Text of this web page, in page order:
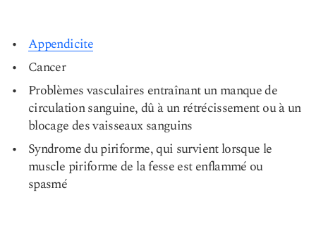
Appendicite
Cancer
Problèmes vasculaires entraînant un manque de
circulation sanguine, dû à un rétrécissement ou à un
blocage des vaisseaux sanguins
Syndrome du piriforme, qui survient lorsque le
muscle piriforme de la fesse est enflammé ou
spasmé